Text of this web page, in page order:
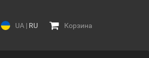
UA | RU Корзина